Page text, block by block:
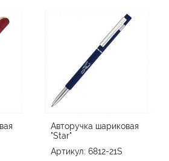
Авторучка шариковая
"Star"
Артикул: 6812-21S